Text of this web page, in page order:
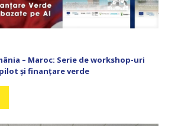
– Maroc: Serie de workshop-uri
și finanțare verde